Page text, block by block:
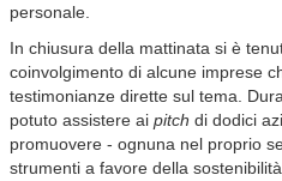
personale.
In chiusura della mattinata si è
coinvolgimento di alcune imprese
testimonianze dirette sul tema.
potuto assistere ai pitch di dodici
promuovere - ognuna nel proprio
strumenti a favore della